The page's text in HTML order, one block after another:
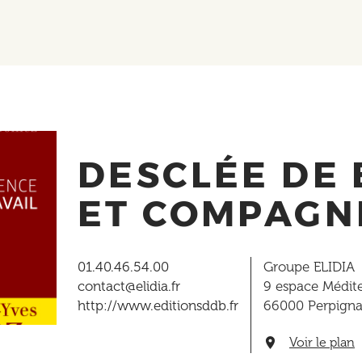
DESCLÉE DE
ET
01.40.46.54.00
contact@elidia.fr
http://www.editionsddb.fr
Groupe ELIDIA
9 espace
66000
Voir le plan